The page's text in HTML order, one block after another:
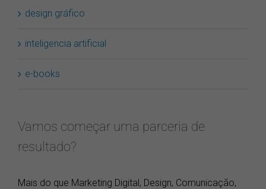
design gráfico
inteligencia artificial
e-books
Vamos começar uma parceria de
resultado?
Mais do que Marketing Digital, Design, Comunicação,